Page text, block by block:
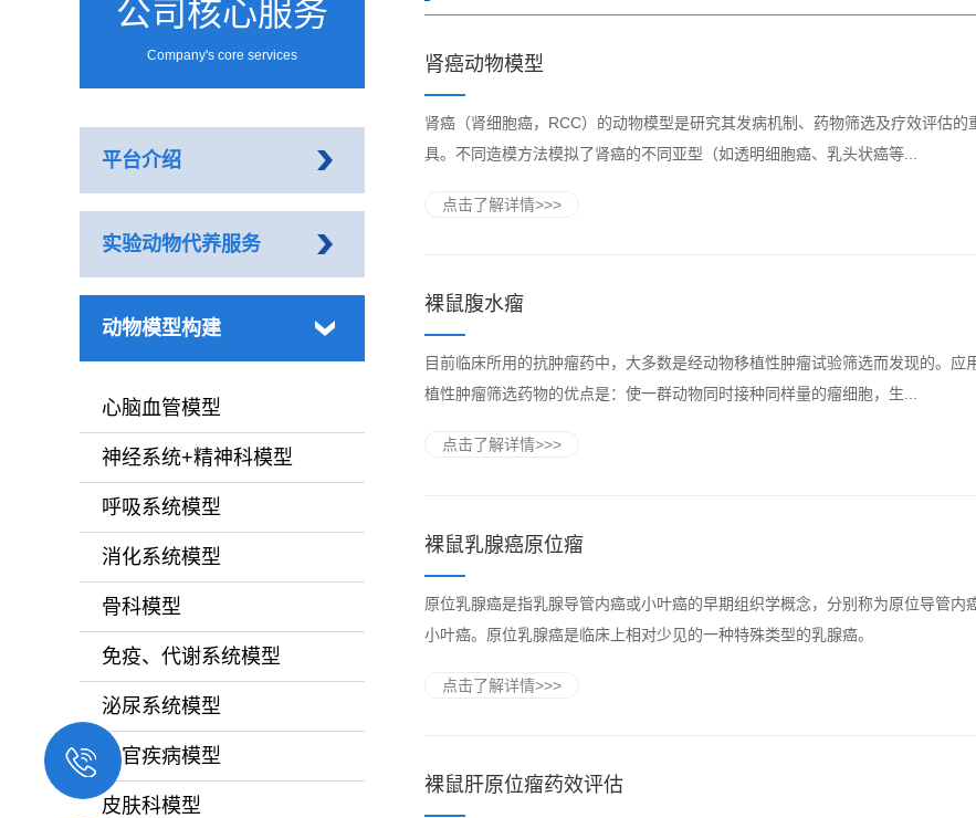
公司核心服务
Company's core services
平台介绍
实验动物代养服务
动物模型构建
心脑血管模型
神经系统+精神科模型
呼吸系统模型
消化系统模型
骨科模型
免疫、代谢系统模型
泌尿系统模型
五官疾病模型
皮肤科模型
肾癌动物模型
肾癌（肾细胞癌，RCC）的动物模型是研究其发病机制、药物筛选及疗效评估的
具。不同造模方法模拟了肾癌的不同亚型（如透明细胞癌、乳头状癌等...
点击了解详情>>>
裸鼠腹水瘤
目前临床所用的抗肿瘤药中，大多数是经动物移植性肿瘤试验筛选而发现的。应
植性肿瘤筛选药物的优点是：使一群动物同时接种同样量的瘤细胞，生...
点击了解详情>>>
裸鼠乳腺癌原位瘤
原位乳腺癌是指乳腺导管内癌或小叶癌的早期组织学概念，分别称为原位导管内
小叶癌。原位乳腺癌是临床上相对少见的一种特殊类型的乳腺癌。
点击了解详情>>>
裸鼠肝原位瘤药效评估